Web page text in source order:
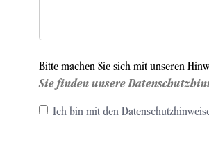
Bitte machen Sie sich mit unseren
Sie finden unsere
Ich bin mit den